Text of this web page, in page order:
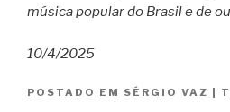
música popular do Brasil e de
10/4/2025
POSTADO EM SÉRGIO VAZ